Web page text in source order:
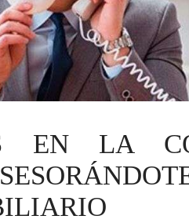
EN LA